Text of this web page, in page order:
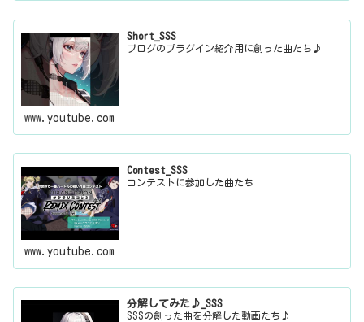
Short_SSS
ブログのプラグイン紹介用に創った曲たち♪
www.youtube.com
Contest_SSS
コンテストに参加した曲たち
www.youtube.com
分解してみた♪_SSS
SSSの創った曲を分解した動画たち♪